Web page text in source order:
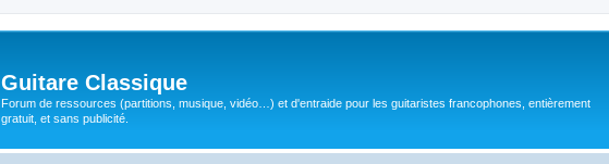
Guitare Classique
Forum de ressources (partitions, musique, vidéo…) et d'entraide pour les guitaristes francophones, entièrement
gratuit, et sans publicité.